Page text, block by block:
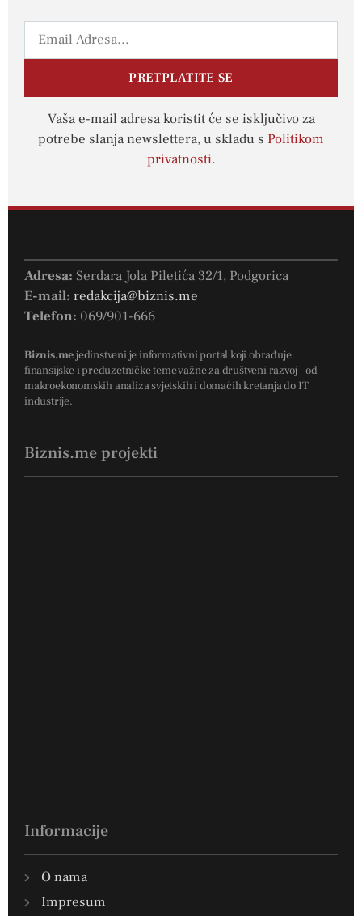
PRETPLATITE SE
Vaša e-mail adresa koristit će se isključivo za
potrebe slanja newslettera, u skladu s Politikom
privatnosti.
Adresa: Serdara Jola Piletića 32/1, Podgorica
E-mail: redakcija@biznis.me
Telefon: 069/901-666
Biznis.mejedinstveni je informativni portal koji obrađuje
finansijske i preduzetničke teme važne za društveni razvoj – od
makroekonomskih analiza svjetskih i domaćih kretanja do IT
industrije.
Biznis.me projekti
Informacije
O nama
Impresum